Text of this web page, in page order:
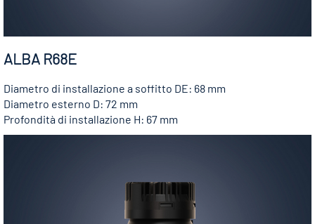
ALBA R68E
Diametro di installazione a soffitto DE: 68 mm
Diametro esterno D: 72 mm
Profondità di installazione H: 67 mm